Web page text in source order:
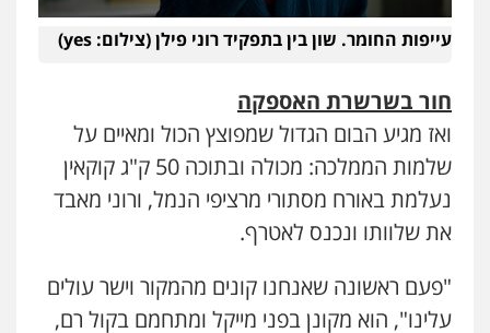
עייפות החומר. שון בין בתפקיד רוני פילן (צילום: yes)
חור בשרשרת האספקה
ואז מגיע הבום הגדול שמפוצץ הכול ומאיים על
שלמות הממלכה: מכולה ובתוכה 50 ק"ג קוקאין
נעלמת באורח מסתורי מרציפי הנמל, ורוני מאבד
את שלוותו ונכנס לאטרף.
"פעם ראשונה שאנחנו קונים מהמקור וישר עולים
עלינו", הוא מקונן בפני מייקל ומתחמם בקול רם,